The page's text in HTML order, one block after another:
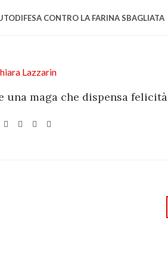
CONTRO LA FARINA SBAGLIATA
una maga che dispensa felicità